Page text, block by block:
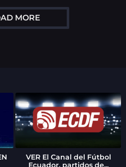
s
a
g
MORE
VER El Canal del Fútbol
Ecuador, partidos de...